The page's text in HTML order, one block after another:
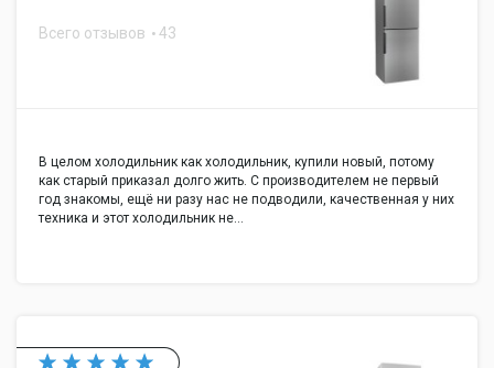
Всего отзывов 43
В целом холодильник как холодильник, купили новый, потому
как старый приказал долго жить. С производителем не первый
год знакомы, ещё ни разу нас не подводили, качественная у них
техника и этот холодильник не…